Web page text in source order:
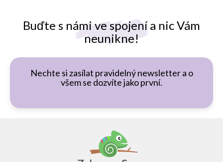
Buďte s námi ve spojení a nic Vám
neunikne!
Nechte si zasílat pravidelný newsletter a o
všem se dozvíte jako první.